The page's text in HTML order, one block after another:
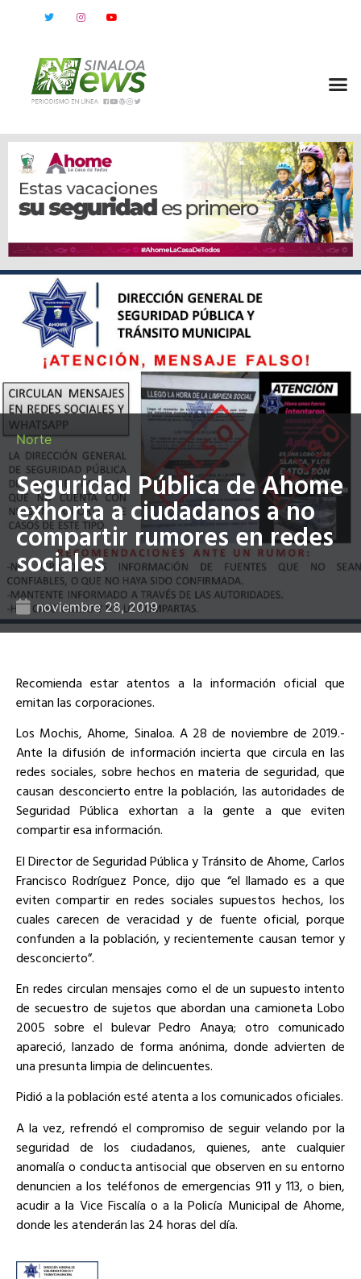
Norte
Seguridad Pública de Ahome
exhorta a ciudadanos a no
compartir rumores en redes
sociales
noviembre 28, 2019
Recomienda estar atentos a la información oficial que
emitan las corporaciones.
Los Mochis, Ahome, Sinaloa. A 28 de noviembre de 2019.-
Ante la difusión de información incierta que circula en las
redes sociales, sobre hechos en materia de seguridad, que
causan desconcierto entre la población, las autoridades de
Seguridad Pública exhortan a la gente a que eviten
compartir esa información.
El Director de Seguridad Pública y Tránsito de Ahome, Carlos
Francisco Rodríguez Ponce, dijo que “el llamado es a que
eviten compartir en redes sociales supuestos hechos, los
cuales carecen de veracidad y de fuente oficial, porque
confunden a la población, y recientemente causan temor y
desconcierto”.
En redes circulan mensajes como el de un supuesto intento
de secuestro de sujetos que abordan una camioneta Lobo
2005 sobre el bulevar Pedro Anaya; otro comunicado
apareció, lanzado de forma anónima, donde advierten de
una presunta limpia de delincuentes.
Pidió a la población esté atenta a los comunicados oficiales.
A la vez, refrendó el compromiso de seguir velando por la
seguridad de los ciudadanos, quienes, ante cualquier
anomalía o conducta antisocial que observen en su entorno
denuncien a los teléfonos de emergencias 911 y 113, o bien,
acudir a la Vice Fiscalía o a la Policía Municipal de Ahome,
donde les atenderán las 24 horas del día.